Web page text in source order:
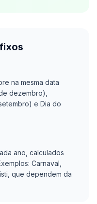
na mesma data
dezembro),
e Dia do
ano, calculados
Carnaval,
que dependem da